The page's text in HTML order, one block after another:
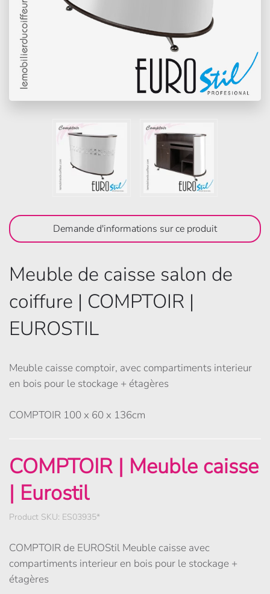
Demande d'informations sur ce produit
Meuble de caisse salon de
coiffure | COMPTOIR |
EUROSTIL
Meuble caisse comptoir, avec compartiments interieur
en bois pour le stockage + étagères
COMPTOIR 100 x 60 x 136cm
COMPTOIR | Meuble caisse
| Eurostil
Product SKU: ES03935*
COMPTOIR de EUROStil Meuble caisse avec
compartiments interieur en bois pour le stockage +
étagères